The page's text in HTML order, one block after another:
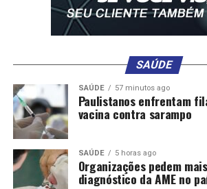
SAÚDE
SAÚDE 57 minutos ago
Paulistanos enfrentam
vacina contra sarampo
SAÚDE 5 horas ago
Organizações pedem
diagnóstico da AME no